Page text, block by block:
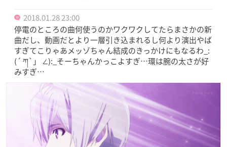
2018.01.28 23:00
停電のところの曲何使うのかワクワクしてたらまさかの新
曲だし、動画だとより一層引き込まれるし何より演出やば
すぎてこりゃあメッゾちゃん結成のきっかけにもなるわ_:
(´ ཀ`」 ∠︎):_そーちゃんかっこよすぎ…環は腕の太さが好
みすぎ…